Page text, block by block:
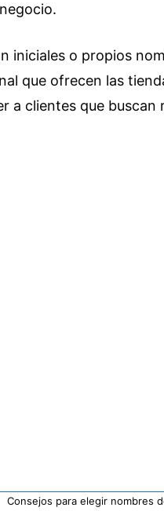
iniciales o propios
que ofrecen las
a clientes que buscan
Consejos para elegir nombres